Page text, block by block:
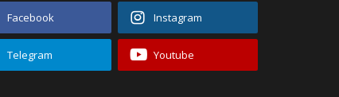
Facebook Instagram
Telegram Youtube